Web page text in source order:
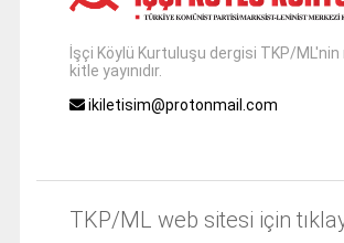
İşçi Köylü Kurtuluşu dergisi TKP/
kitle yayınıdır.
ikiletisim@protonmail.com
TKP/ML web sitesi için